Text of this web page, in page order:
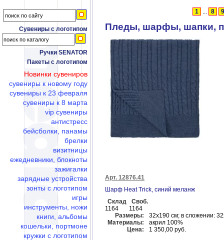
Сувениры с логотипом
Ручки SENATOR
Пакеты с логотипом
Новинки сувениров
сувениры к новому году
сувениры к 23 февраля
сувениры к 8 марта
vip сувениры
антистресс
бейсболки, панамы
брелки
визитницы
ежедневники, блокноты
зажигалки
зарядные устройства
зонты с логотипом
игры
инструменты, ножи
книги, альбомы
кошельки, портмоне
кружки с логотипом
1 ... 8 9
Пледы, шарфы, шапки,
Арт. 12876.41
Шарф Heat Trick, синий меланж
Склад
Своб.
1164
1164
Размеры:
32х190 см; в сложении:
Материалы:
акрил 100%
Цена:
1 350,00 руб.